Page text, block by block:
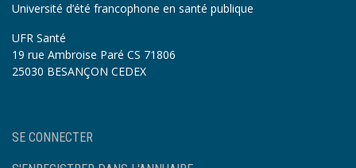
Université d’été francophone en santé publique
UFR Santé
19 rue Ambroise Paré CS 71806
25030 BESANÇON CEDEX
User
account
menu
SE CONNECTER